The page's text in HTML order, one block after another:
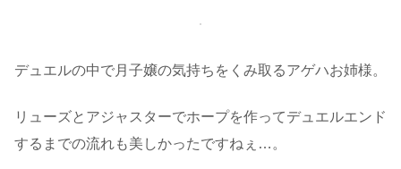
デュエルの中で月子嬢の気持ちをくみ取るアゲハお姉様。
リューズとアジャスターでホープを作ってデュエルエンド
するまでの流れも美しかったですねぇ…。